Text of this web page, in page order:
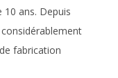
10 ans. Depuis
fabrication